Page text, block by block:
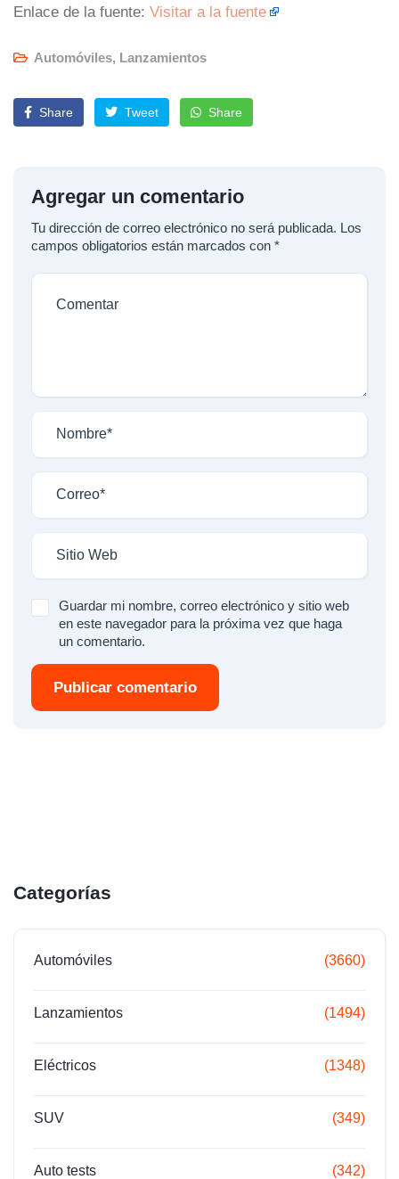
Enlace de la fuente: Visitar a la fuente
Automóviles, Lanzamientos
Share Tweet Share
Agregar un comentario
Tu dirección de correo electrónico no será publicada. Los
campos obligatorios están marcados con *
Guardar mi nombre, correo electrónico y sitio web
en este navegador para la próxima vez que haga
un comentario.
Publicar comentario
Categorías
Automóviles (3660)
Lanzamientos (1494)
Eléctricos (1348)
SUV (349)
Auto tests (342)